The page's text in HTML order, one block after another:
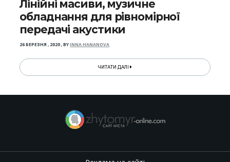
Лінійні масиви, музичне
обладнання для рівномірної
передачі акустики
26 БЕРЕЗНЯ , 2020,BYINNA HANANOVA
ЧИТАТИ ДАЛІ